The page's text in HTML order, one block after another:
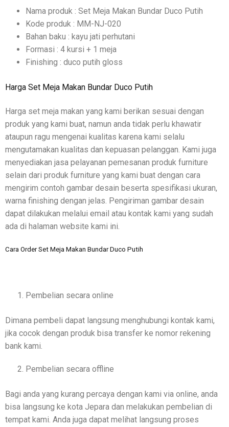
Nama produk : Set Meja Makan Bundar Duco Putih
Kode produk : MM-NJ-020
Bahan baku : kayu jati perhutani
Formasi : 4 kursi + 1 meja
Finishing : duco putih gloss
Harga Set Meja Makan Bundar Duco Putih
Harga set meja makan yang kami berikan sesuai dengan
produk yang kami buat, namun anda tidak perlu khawatir
ataupun ragu mengenai kualitas karena kami selalu
mengutamakan kualitas dan kepuasan pelanggan. Kami juga
menyediakan jasa pelayanan pemesanan produk furniture
selain dari produk furniture yang kami buat dengan cara
mengirim contoh gambar desain beserta spesifikasi ukuran,
warna finishing dengan jelas. Pengiriman gambar desain
dapat dilakukan melalui email atau kontak kami yang sudah
ada di halaman website kami ini.
Cara Order Set Meja Makan Bundar Duco Putih
Pembelian secara online
Dimana pembeli dapat langsung menghubungi kontak kami,
jika cocok dengan produk bisa transfer ke nomor rekening
bank kami.
Pembelian secara offline
Bagi anda yang kurang percaya dengan kami via online, anda
bisa langsung ke kota Jepara dan melakukan pembelian di
tempat kami. Anda juga dapat melihat langsung proses